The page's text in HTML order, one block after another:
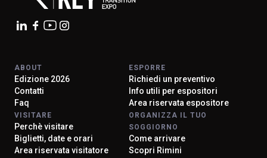
ABOUT
Edizione 2026
Contatti
Faq
ESPORRE
Richiedi un preventivo
Info utili per espositori
Area riservata espositore
VISITARE
Perchè visitare
Biglietti, date e orari
Area riservata visitatore
ORGANIZZA IL TUO
SOGGIORNO
Come arrivare
Scopri Rimini